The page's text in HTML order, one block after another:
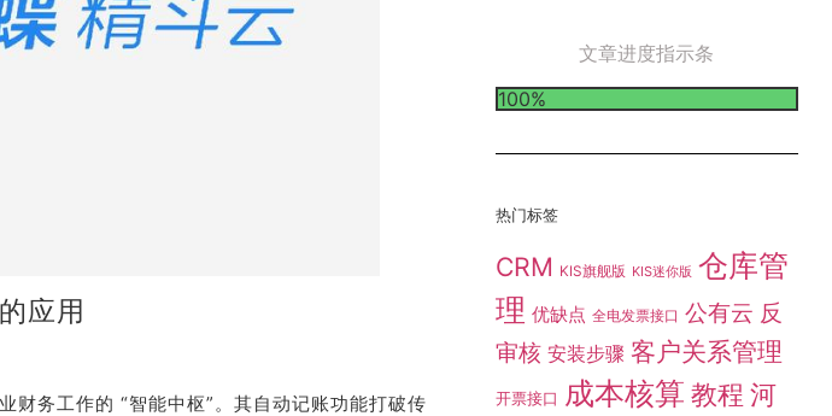
应用
财务工作的 “智能中枢”。其自动记账功能打破传
文章进度指示条
100%
热门标签
CRM KIS旗舰版 KIS迷你版 仓库管
理 优缺点 全电发票接口 公有云 反
审核 安装步骤 客户关系管理
开票接口 成本核算 教程 河